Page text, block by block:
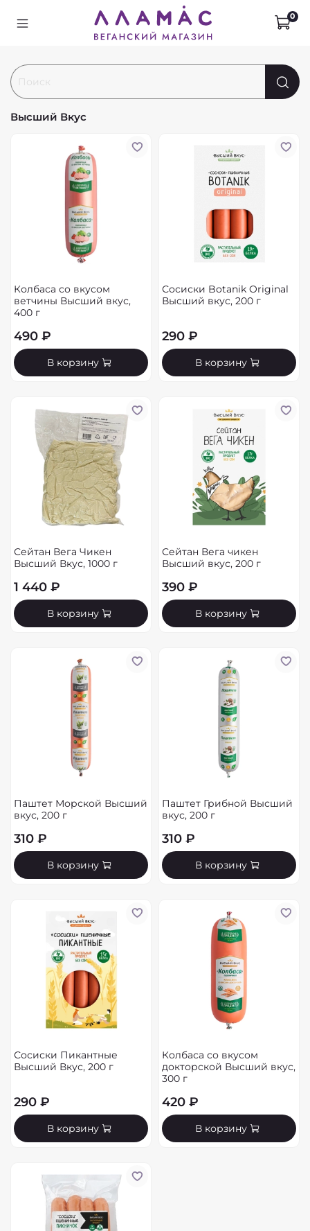
0
Высший Вкус
Колбаса со вкусом
ветчины Высший вкус,
400 г
490 ₽
В корзину
Сосиски Botanik Original
Высший вкус, 200 г
290 ₽
В корзину
Сейтан Вега Чикен
Высший Вкус, 1000 г
1 440 ₽
В корзину
Сейтан Вега чикен
Высший вкус, 200 г
390 ₽
В корзину
Паштет Морской Высший
вкус, 200 г
310 ₽
В корзину
Паштет Грибной Высший
вкус, 200 г
310 ₽
В корзину
Сосиски Пикантные
Высший Вкус, 200 г
290 ₽
В корзину
Колбаса со вкусом
докторской Высший вкус,
300 г
420 ₽
В корзину